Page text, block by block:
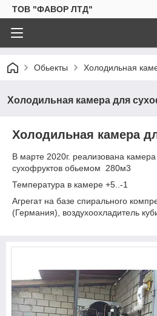
ТОВ "ФАВОР ЛТД"
Обьекты Холодильная
Холодильная камера для
Холодильная камера
В марте 2020г. реализована
сухофруктов обьемом 280м3
Температура в камере +5..-1
Агрегат на базе спирального
(Германия), воздухоохладитель